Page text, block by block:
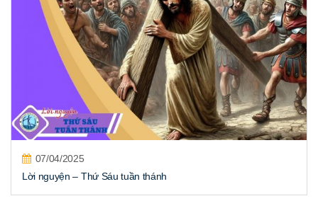
07/04/2025
Lời nguyện – Thứ Sáu tuần thánh